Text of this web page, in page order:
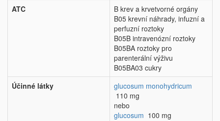
ATC
B krev a krvetvorné orgány
B05 krevní náhrady, infuzní a
perfuzní roztoky
B05B intravenózní roztoky
B05BA roztoky pro
parenterální výživu
B05BA03 cukry
Účinné látky
glucosum monohydricum
110 mg
nebo
glucosum 100 mg